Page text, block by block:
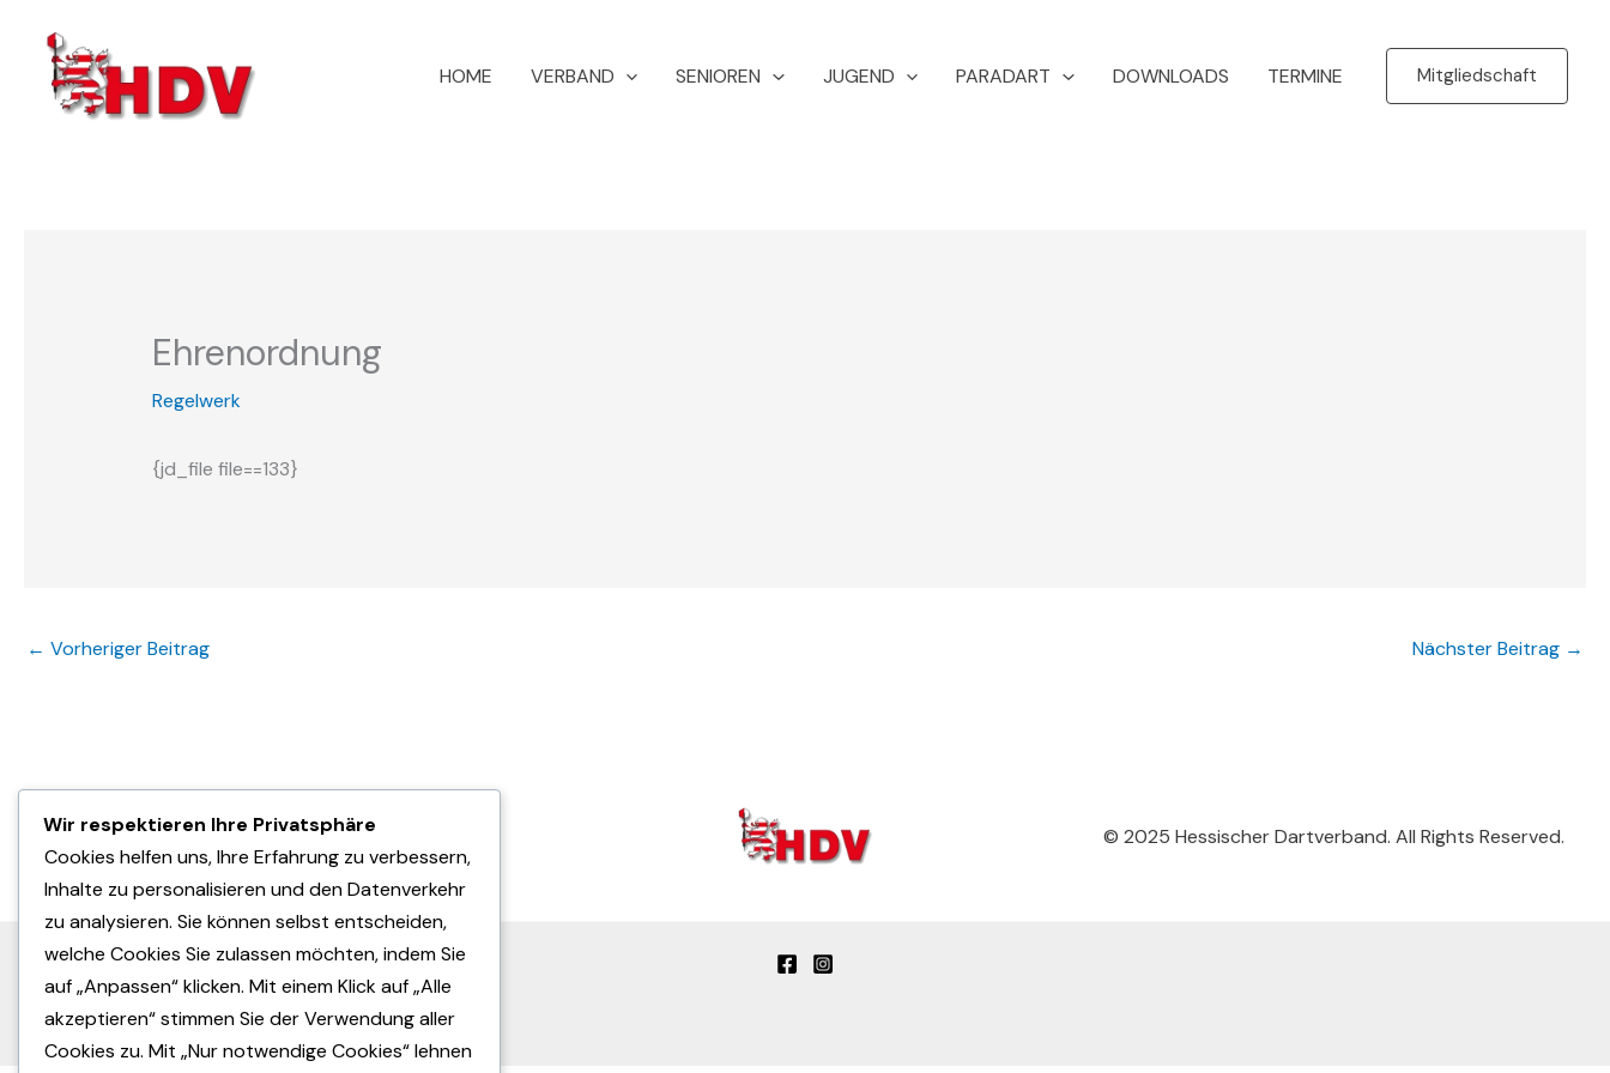
springen
HOME VERBAND SENIOREN JUGEND PARADART DOWNLOADS TERMINE Mitgliedschaft
Ehrenordnung
Regelwerk
{jd_file file==133}
← Vorheriger Beitrag Nächster Beitrag →
Deutscher Dart Verband
Datenschutzerklärung
Impressum
© 2025 Hessischer Dartverband. All Rights Reserved.
Wir respektieren Ihre Privatsphäre
Cookies helfen uns, Ihre Erfahrung zu verbessern,
Inhalte zu personalisieren und den Datenverkehr
zu analysieren. Sie können selbst entscheiden,
welche Cookies Sie zulassen möchten, indem Sie
auf „Anpassen“ klicken. Mit einem Klick auf „Alle
akzeptieren“ stimmen Sie der Verwendung aller
Cookies zu. Mit „Nur notwendige Cookies“ lehnen